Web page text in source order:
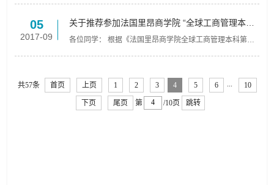
计算...
05
2017-09
关于推荐参加法国里昂商学院 “全球工商管理本科
第二学位项目”的通知
各位同学： 根据《法国里昂商学院全球工商管理本科第二
共57条
首页 上页 1 2 3 4 5 6 ... 10
下页 尾页 第 /10页 跳转